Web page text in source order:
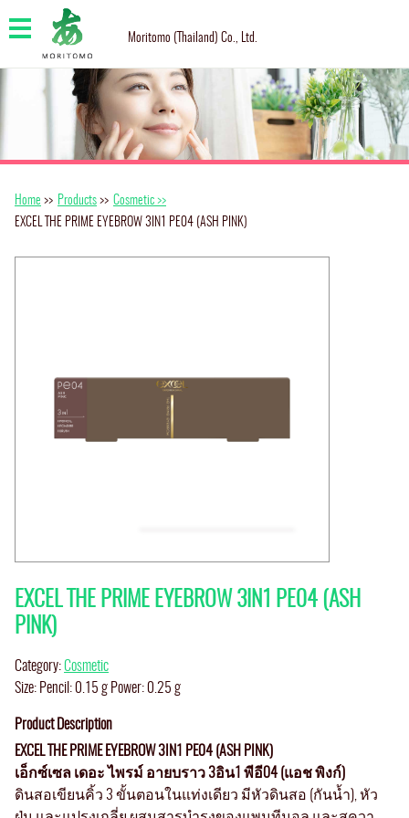
Moritomo (Thailand) Co., Ltd.
Home >> Products >> Cosmetic >>
EXCEL THE PRIME EYEBROW 3IN1 PE04 (ASH PINK)
EXCEL THE PRIME EYEBROW 3IN1 PE04 (ASH
PINK)
Category:Cosmetic
Size: Pencil: 0.15 g Power: 0.25 g
Product Description
EXCEL THE PRIME EYEBROW 3IN1 PE04 (ASH PINK)
เอ็กซ์เซล เดอะ ไพรม์ อายบราว 3อิน1 พีอี04 (แอช พิงก์)
ดินสอเขียนคิ้ว 3 ขั้นตอนในแท่งเดียว มีหัวดินสอ (กันน้ำ), หัว